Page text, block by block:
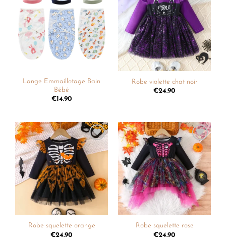
Ajouter
à la
liste de
souhaits
Lange Emmaillotage Bain
Bébé
€14.90
Ajouter
à la
liste de
souhaits
Robe violette chat noir
€24.90
Ajouter
à la
liste de
souhaits
Robe squelette orange
€24.90
Ajouter
à la
liste de
souhaits
Robe squelette rose
€24.90